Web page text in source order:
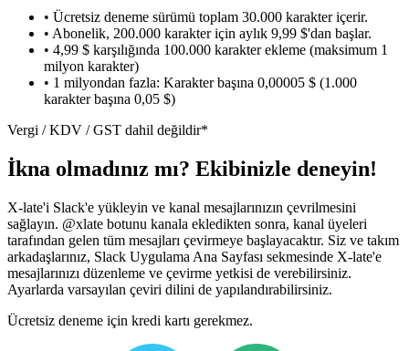
• Ücretsiz deneme sürümü toplam 30.000 karakter içerir.
• Abonelik, 200.000 karakter için aylık 9,99 $'dan başlar.
• 4,99 $ karşılığında 100.000 karakter ekleme (maksimum 1
milyon karakter)
• 1 milyondan fazla: Karakter başına 0,00005 $ (1.000
karakter başına 0,05 $)
Vergi / KDV / GST dahil değildir*
İkna olmadınız mı? Ekibinizle deneyin!
X-late'i Slack'e yükleyin ve kanal mesajlarınızın çevrilmesini
sağlayın. @xlate botunu kanala ekledikten sonra, kanal üyeleri
tarafından gelen tüm mesajları çevirmeye başlayacaktır. Siz ve takım
arkadaşlarınız, Slack Uygulama Ana Sayfası sekmesinde X-late'e
mesajlarınızı düzenleme ve çevirme yetkisi de verebilirsiniz.
Ayarlarda varsayılan çeviri dilini de yapılandırabilirsiniz.
Ücretsiz deneme için kredi kartı gerekmez.